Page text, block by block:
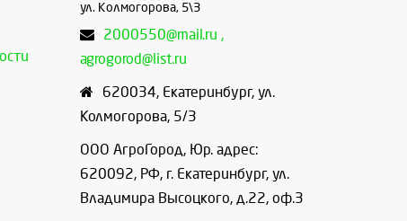
ул. Колмогорова, 5\3
2000550@mail.ru ,
agrogorod@list.ru
620034, Екатеринбург, ул.
Колмогорова, 5/3
ООО АгроГород, Юр. адрес:
620092, РФ, г. Екатеринбург, ул.
Владимира Высоцкого, д.22, оф.3